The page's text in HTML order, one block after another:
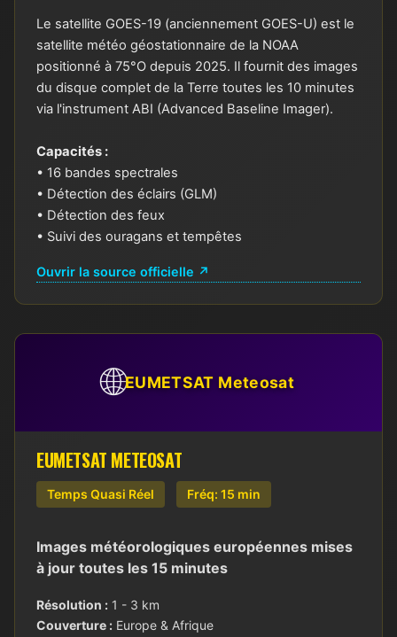
Le satellite GOES-19 (anciennement GOES-U) est le
satellite météo géostationnaire de la NOAA
positionné à 75°O depuis 2025. Il fournit des images
du disque complet de la Terre toutes les 10 minutes
via l'instrument ABI (Advanced Baseline Imager).
Capacités :
• 16 bandes spectrales
• Détection des éclairs (GLM)
• Détection des feux
• Suivi des ouragans et tempêtes
Ouvrir la source officielle ↗
🌐EUMETSAT Meteosat
EUMETSAT METEOSAT
Temps Quasi Réel Fréq: 15 min
Images météorologiques européennes mises
à jour toutes les 15 minutes
Résolution : 1 - 3 km
Couverture : Europe & Afrique